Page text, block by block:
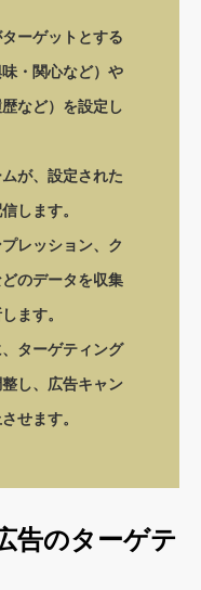
ーゲットとする
・関心など）や
など）を設定し
が、設定された
します。
レッション、ク
のデータを収集
ます。
ターゲティング
し、広告キャン
せます。
告のターゲテ